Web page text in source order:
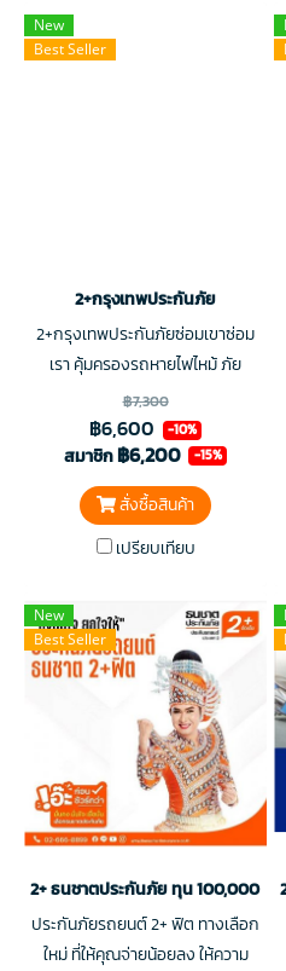
New
Best Seller
2+กรุงเทพประกันภัย
2+กรุงเทพประกันภัยซ่อมเขาซ่อม
เรา คุ้มครองรถหายไฟไหม้ ภัย
ธรรมชาติ (น้ำท่วม แผ่นดินไหว
ลูกเห็บ และลมพายุ)
฿7,300
฿6,600 -10%
สมาชิก฿6,200 -15%
สั่งซื้อสินค้า
เปรียบเทียบ
New
Best Seller
2+ ธนชาตประกันภัย ทุน 100,000 บ
ประกันภัยรถยนต์ 2+ ฟิต ทางเลือก
ใหม่ ที่ให้คุณจ่ายน้อยลง ให้ความ